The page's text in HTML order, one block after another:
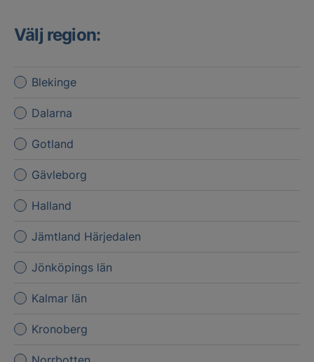
Välj region:
Blekinge
Dalarna
Gotland
Gävleborg
Halland
Jämtland Härjedalen
Jönköpings län
Kalmar län
Kronoberg